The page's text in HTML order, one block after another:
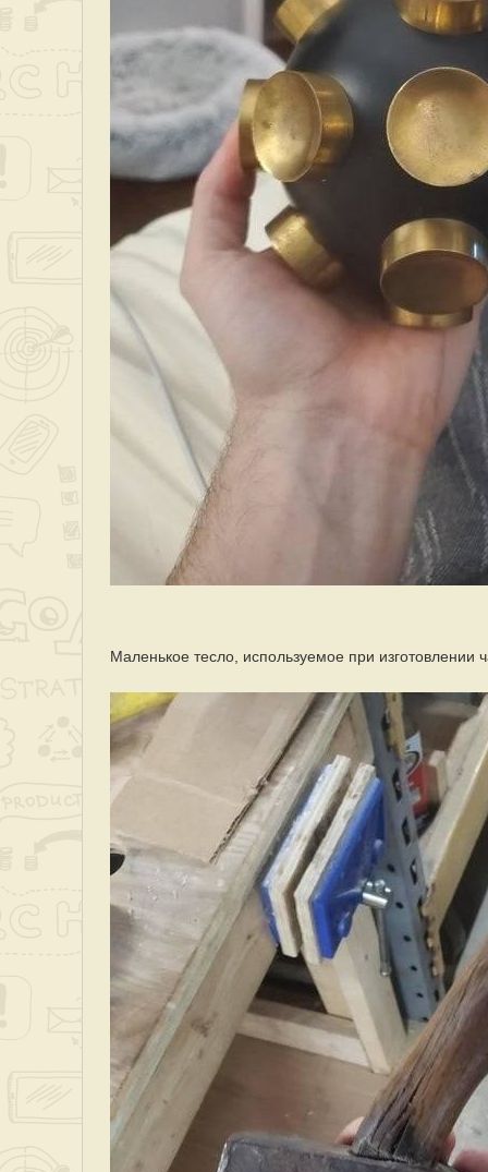
Маленькое тесло, используемое при изготовлении